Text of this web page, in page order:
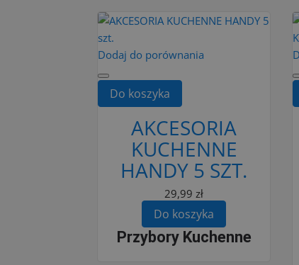
Dodaj do porównania
Do koszyka
AKCESORIA
KUCHENNE
HANDY 5 SZT.
29,99 zł
Do koszyka
Przybory Kuchenne